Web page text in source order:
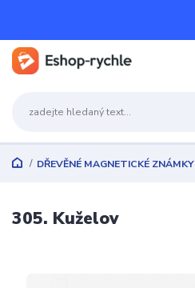
DŘEVĚNÉ MAGNETICKÉ ZNÁMKY
305. Kuželov